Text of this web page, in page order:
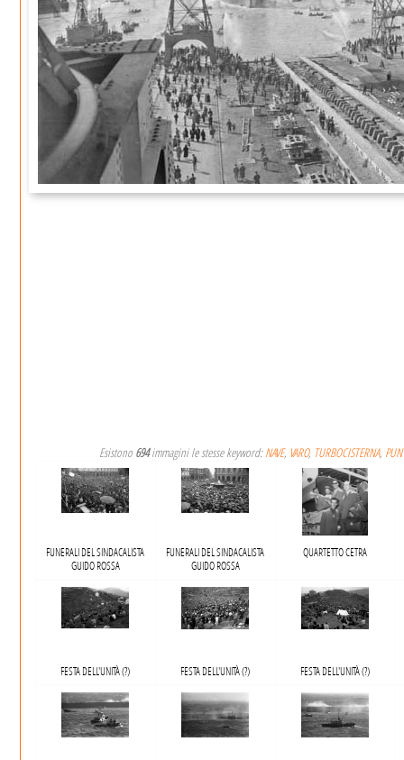
Esistono 694immagini le stesse keyword:NAVE, VARO, TURBOCISTERNA,
FUNERALI DEL SINDACALISTA
GUIDO ROSSA
FUNERALI DEL SINDACALISTA
GUIDO ROSSA
QUARTETTO CETRA
FESTA DELL'UNITÀ​ (?) FESTA DELL'UNITÀ (?) FESTA DELL'UNITÀ​ (?)